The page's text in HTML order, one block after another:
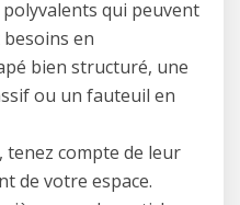
qui peuvent
en
bien structuré, une
ou un fauteuil en
tenez compte de leur
de votre espace.